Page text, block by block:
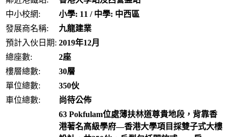
中小校網:
小學: 11 / 中學: 中西區
發展商名稱:
九龍建業
預計入伙日期: 2019年12月
總座數:
2座
樓層總數:
30層
單位總數:
350伙
車位總數:
尚待公佈
63 Pokfulam位處薄扶林道尊貴地段，背靠香
港著名高級學府—香港大學項 目採雙子式大樓